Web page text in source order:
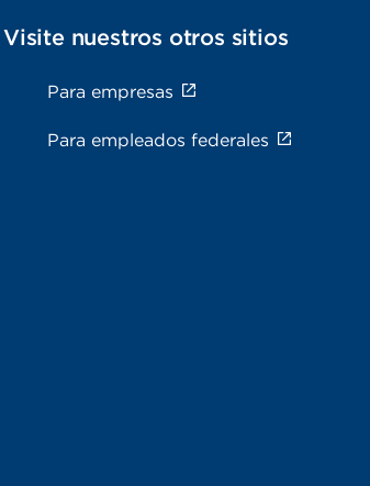
Visite nuestros otros sitios
Para empresas
Para empleados federales